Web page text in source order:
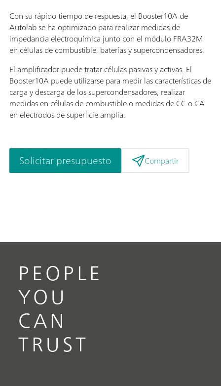
Con su rápido tiempo de respuesta, el Booster10A de
Autolab se ha optimizado para realizar medidas de
impedancia electroquímica junto con el módulo FRA32M
en células de combustible, baterías y supercondensadores.
El amplificador puede tratar células pasivas y activas. El
Booster10A puede utilizarse para medir las características de
carga y descarga de los supercondensadores, realizar
medidas en células de combustible o medidas de CC o CA
en electrodos de superficie amplia.
Solicitar presupuesto Compartir
PEOPLE
YOU
CAN
TRUST